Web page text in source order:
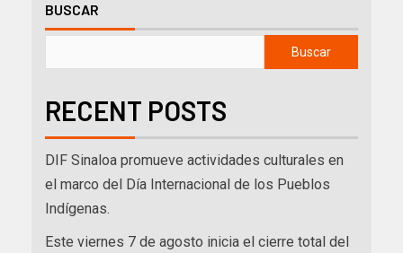
BUSCAR
Buscar
RECENT POSTS
DIF Sinaloa promueve actividades culturales en
el marco del Día Internacional de los Pueblos
Indígenas.
Este viernes 7 de agosto inicia el cierre total del